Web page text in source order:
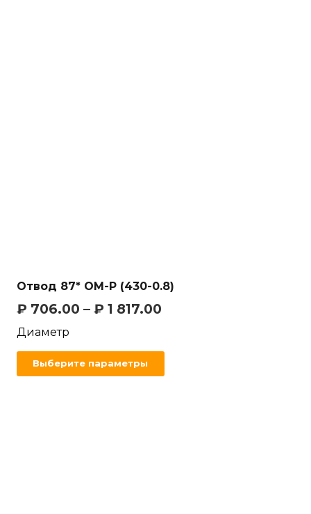
Отвод 87* OM-Р (430-0.8)
₽ 706.00 – ₽ 1 817.00
Диаметр
Выберите параметры